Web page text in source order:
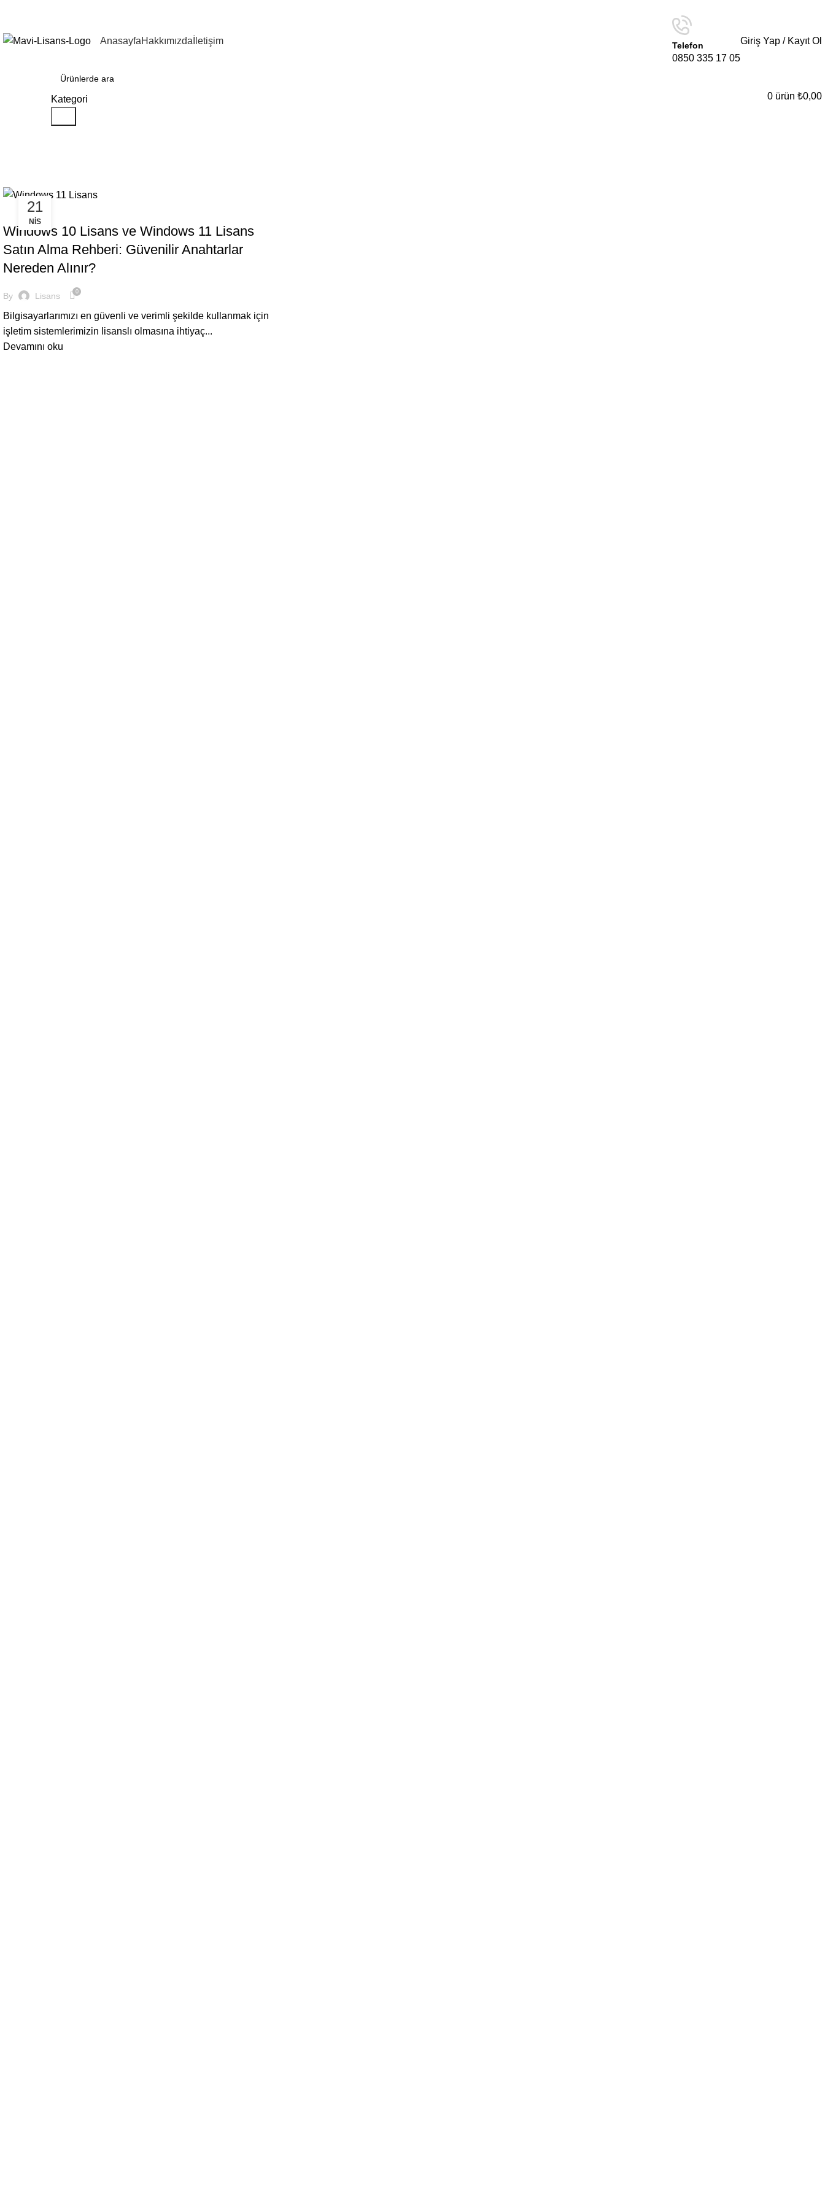
AnasayfaHakkımızda İletişim Telefon
0850 335 17 05
Giriş Yap / Kayıt Ol
Kategori
0 ürün ₺0,00
21
NIS
GENEL,KIŞISEL LISANSLAR
Windows 10 Lisans ve Windows 11 Lisans
Satın Alma Rehberi: Güvenilir Anahtarlar
Nereden Alınır?
By Lisans 0
Bilgisayarlarımızı en güvenli ve verimli şekilde kullanmak için
işletim sistemlerimizin lisanslı olmasına ihtiyaç...
Devamını oku